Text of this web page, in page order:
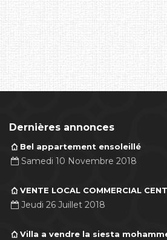
Dernières annonces
Bel appartement ensoleillé
Samedi 10 Novembre 2018
VENTE LOCAL COMMERCIAL
Jeudi 26 Juillet 2018
Villa a vendre la siesta